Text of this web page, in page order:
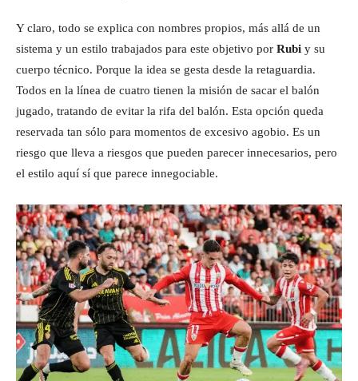
Y claro, todo se explica con nombres propios, más allá de un
sistema y un estilo trabajados para este objetivo por Rubi y su
cuerpo técnico. Porque la idea se gesta desde la retaguardia.
Todos en la línea de cuatro tienen la misión de sacar el balón
jugado, tratando de evitar la rifa del balón. Esta opción queda
reservada tan sólo para momentos de excesivo agobio. Es un
riesgo que lleva a riesgos que pueden parecer innecesarios, pero
el estilo aquí sí que parece innegociable.